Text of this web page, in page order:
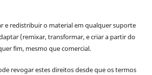
e redistribuir o material em qualquer suporte
(remixar, transformar, e criar a partir do
fim, mesmo que comercial.
revogar estes direitos desde que os termos